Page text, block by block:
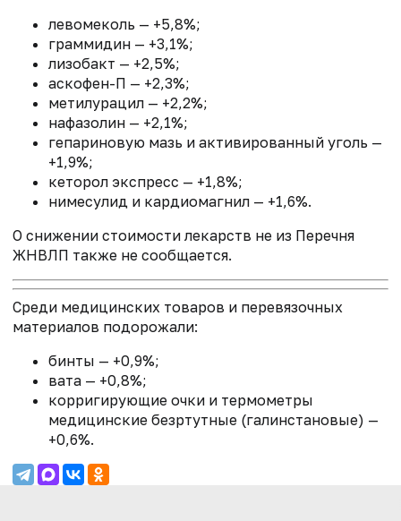
левомеколь — +5,8%;
граммидин — +3,1%;
лизобакт — +2,5%;
аскофен-П — +2,3%;
метилурацил — +2,2%;
нафазолин — +2,1%;
гепариновую мазь и активированный уголь —
+1,9%;
кеторол экспресс — +1,8%;
нимесулид и кардиомагнил — +1,6%.
О снижении стоимости лекарств не из Перечня
ЖНВЛП также не сообщается.
Среди медицинских товаров и перевязочных
материалов подорожали:
бинты — +0,9%;
вата — +0,8%;
корригирующие очки и термометры
медицинские безртутные (галинстановые) —
+0,6%.